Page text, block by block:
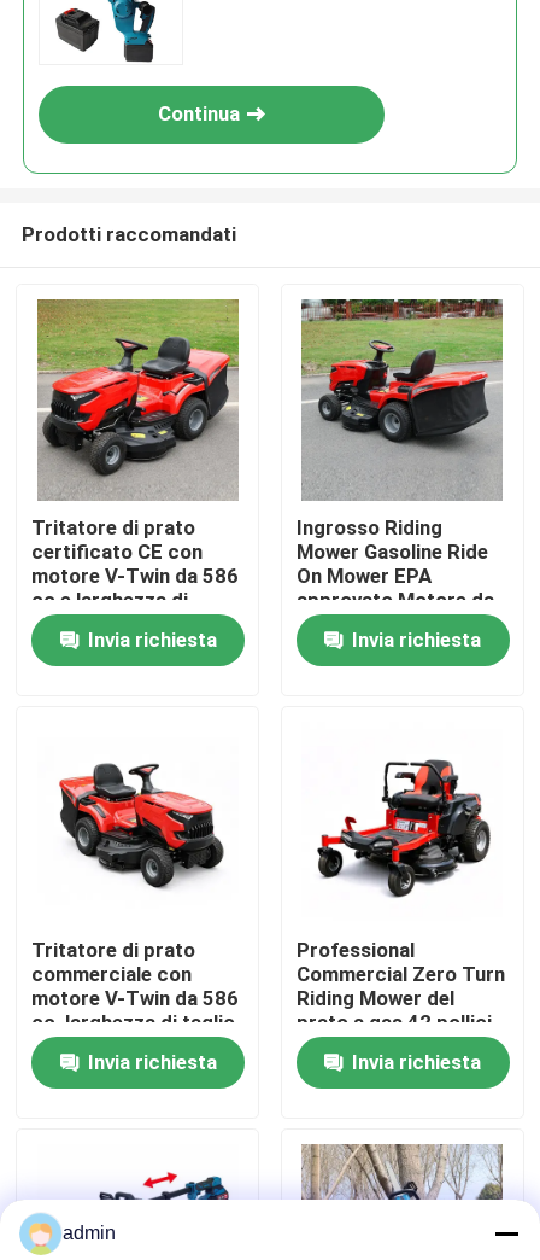
Invia
Casa.
Prodotti
Su di noi
display di fabbrica
Contattaci
Chiedi un preventivo
Motosega della benzina
Mini Chainsaw tenuto in mano
motosega elettrica
Continua
Prodotti raccomandati
Tritatore di prato
certificato CE con
motore V-Twin da 586
cc e larghezza di
taglio di 40,2 pollici
con catturatore di
erba da 245 litri
Invia richiesta
Ingrosso Riding
Mower Gasoline Ride
On Mower EPA
approvato Motore da
420cc 38" Larghezza
di taglio Tractor per
prato OEM supporto
Invia richiesta
Tritatore di prato
commerciale con
motore V-Twin da 586
cc, larghezza di taglio
102 cm e raccolta di
erba da 245 litri
Invia richiesta
Professional
Commercial Zero Turn
Riding Mower del
prato a gas 42 pollici
ZTR Mower
Invia richiesta
admin